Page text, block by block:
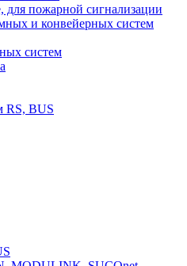
для пожарной сигнализации
и конвейерных систем
систем
RS, BUS